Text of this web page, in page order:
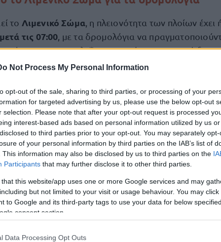
Not Process My Personal Information
opt-out of the sale, sharing to third parties, or processing of your
for targeted advertising by us, please use the below opt-out
selection. Please note that after your opt-out request is processed
interest-based ads based on personal information utilized by us
to third parties prior to your opt-out. You may separately
of your personal information by third parties on the IAB’s list of
This information may also be disclosed by us to third parties on the
Participants that may further disclose it to other third parties.
that this website/app uses one or more Google services and may
but not limited to your visit or usage behaviour. You may
to Google and its third-party tags to use your data for below
consent section.
Data Processing Opt Outs
το Λιμενικό Σώμα , η πλειονότητα των πλοίων έχει
μετά τις 07:00 , με τα δρομολόγια να
της ακτοπλοΐας προσφέρει σημαντική
επηρεαστεί από τιςακυρώσειςκαι τις
των καιρικών συνθηκών, οι αρμόδιες αρχές και οι
στους επιβάτες να ενημερώνονται διαρκώς
ίδιες τις εταιρείες είτε μέσω των τουριστικών
τους.
καιρικές συνθήκες
εξακολουθούν να αποτελούν
αλλαγές στα δρομολόγια, ενώ σε ορισμένες
μπορεί να προχωρήσουν προληπτικά σε ματαιώσεις
να προστατευτούν επιβάτες και πληρώματα.